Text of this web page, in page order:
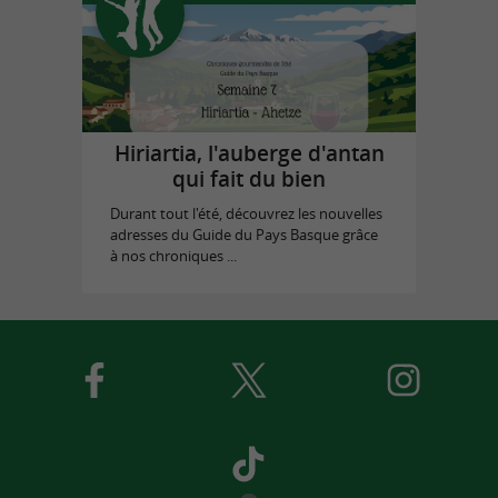
Hiriartia, l'auberge d'antan
qui fait du bien
Durant tout l'été, découvrez les nouvelles
adresses du Guide du Pays Basque grâce
à nos chroniques ...